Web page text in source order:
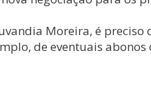
Moreira, é
de eventuais